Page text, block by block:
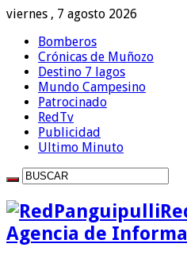
viernes , 7 agosto 2026
Bomberos
Crónicas de Muñozo
Destino 7 lagos
Mundo Campesino
Patrocinado
RedTv
Publicidad
Ultimo Minuto
Agencia de